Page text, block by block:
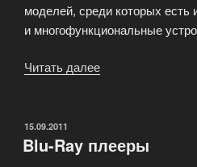
моделей, среди которых
и многофункциональные
Читать далее
ОПУБЛИКОВАНО
15.09.2011
Blu-Ray плееры